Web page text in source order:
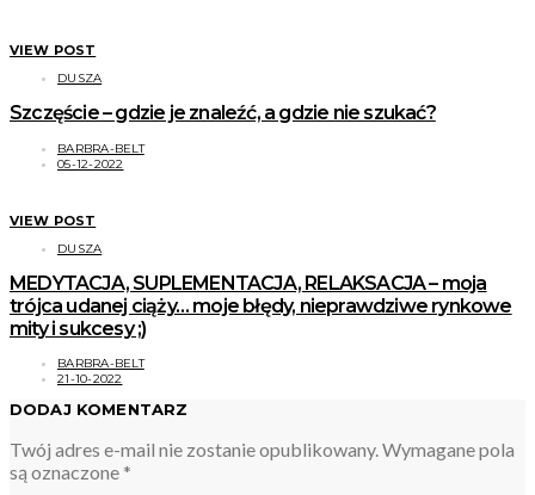
VIEW POST
DUSZA
Szczęście – gdzie je znaleźć, a gdzie nie szukać?
BARBRA-BELT
05-12-2022
VIEW POST
DUSZA
MEDYTACJA, SUPLEMENTACJA, RELAKSACJA – moja
trójca udanej ciąży… moje błędy, nieprawdziwe rynkowe
mity i sukcesy ;)
BARBRA-BELT
21-10-2022
DODAJ KOMENTARZ
Twój adres e-mail nie zostanie opublikowany.Wymagane pola
są oznaczone *